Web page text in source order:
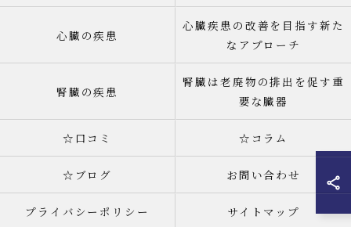
心臓の疾患
心臓疾患の改善を目指す新た
なアプローチ
腎臓の疾患
腎臓は老廃物の排出を促す重
要な臓器
☆口コミ ☆コラム
☆ブログ お問い合わせ
プライバシーポリシー サイトマップ